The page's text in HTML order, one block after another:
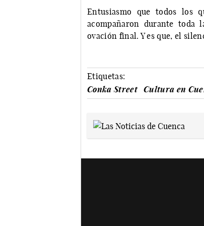
Entusiasmo que todos los
acompañaron durante toda
ovación final. Y es que, el
Etiquetas:
Conka Street
Cultura en